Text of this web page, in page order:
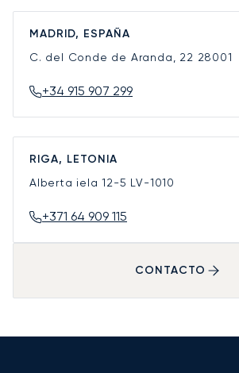
MADRID, ESPAÑA
C. del Conde de Aranda, 22 28001
+34 915 907 299
RIGA, LETONIA
Alberta iela 12-5 LV-1010
+371 64 909 115
CONTACTO